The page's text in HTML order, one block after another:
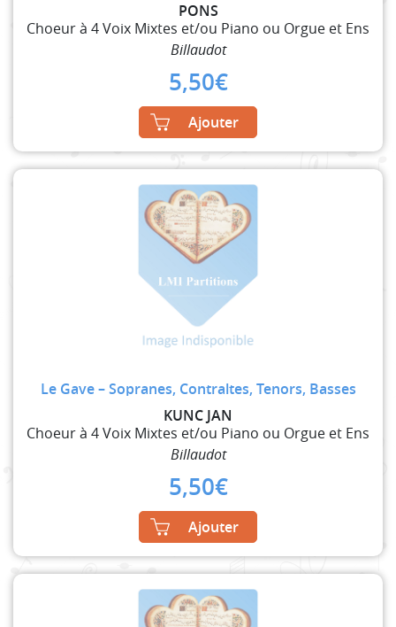
PONS
Choeur à 4 Voix Mixtes et/ou Piano ou Orgue et Ens
Billaudot
5,50€
Ajouter
Le Gave – Sopranes, Contraltes, Tenors, Basses
KUNC JAN
Choeur à 4 Voix Mixtes et/ou Piano ou Orgue et Ens
Billaudot
5,50€
Ajouter